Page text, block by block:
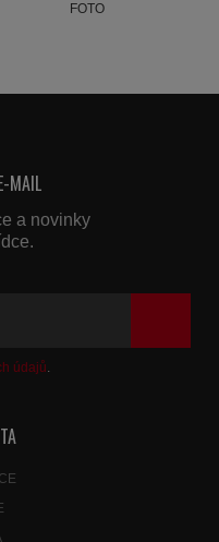
FOTO
MAIL
a novinky
údajů.